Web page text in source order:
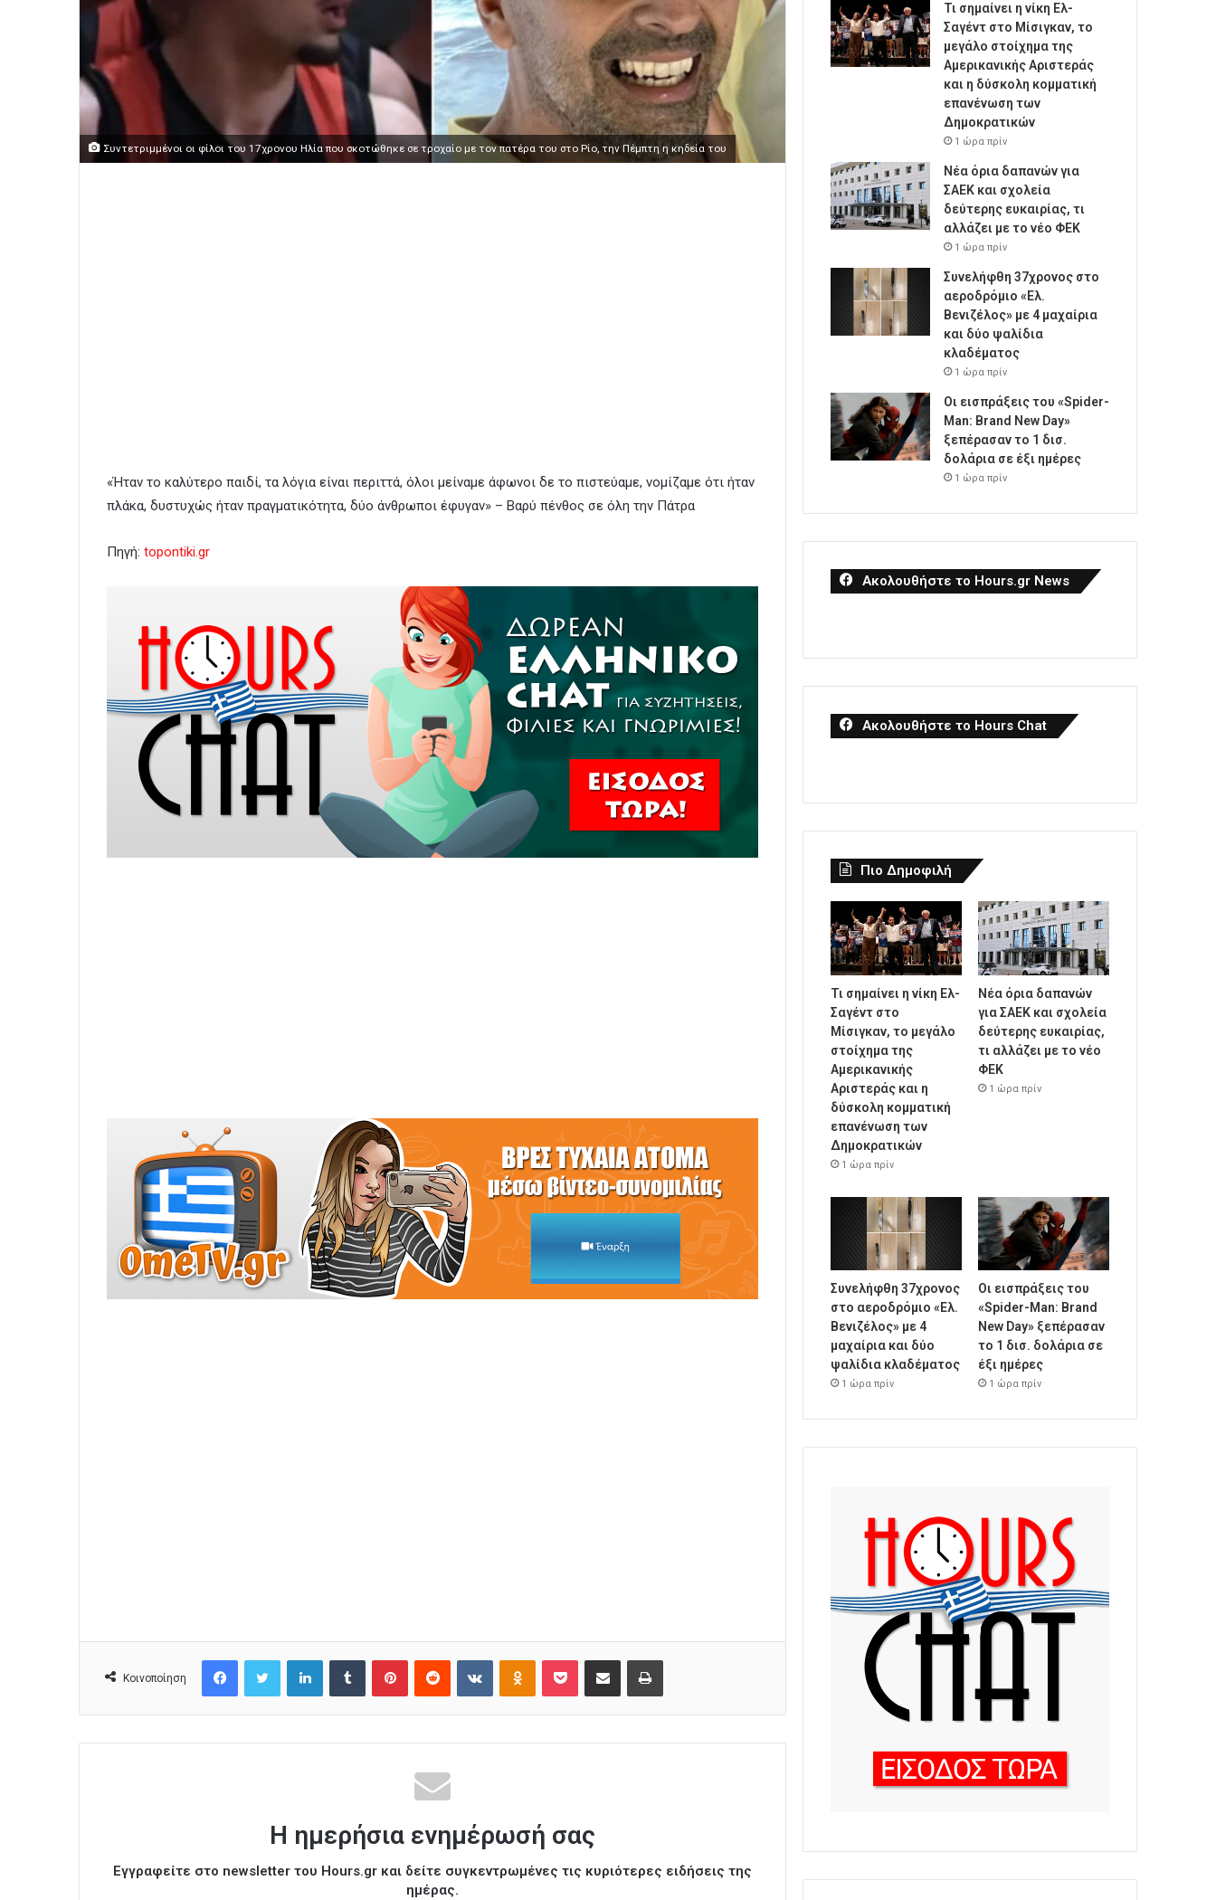
Συντετριμμένοι οι φίλοι του 17χρονου Ηλία που σκοτώθηκε σε τροχαίο με τον πατέρα του στο Ρίο, την Πέμπτη η κηδεία του
«Ήταν το καλύτερο παιδί, τα λόγια είναι περιττά, όλοι μείναμε άφωνοι δε το πιστεύαμε, νομίζαμε ότι ήταν
πλάκα, δυστυχώς ήταν πραγματικότητα, δύο άνθρωποι έφυγαν» – Βαρύ πένθος σε όλη την Πάτρα
Πηγή: topontiki.gr
Κοινοποίηση
Η ημερήσια ενημέρωσή σας
Εγγραφείτε στο newsletter του Hours.gr και δείτε συγκεντρωμένες τις κυριότερες ειδήσεις της
ημέρας.
Τι σημαίνει η νίκη Ελ-
Σαγέντ στο Μίσιγκαν, το
μεγάλο στοίχημα της
Aμερικανικής Αριστεράς
και η δύσκολη κομματική
επανένωση των
Δημοκρατικών
1 ώρα πρίν
Νέα όρια δαπανών για
ΣΑΕΚ και σχολεία
δεύτερης ευκαιρίας, τι
αλλάζει με το νέο ΦΕΚ
1 ώρα πρίν
Συνελήφθη 37χρονος στο
αεροδρόμιο «Ελ.
Βενιζέλος» με 4 μαχαίρια
και δύο ψαλίδια
κλαδέματος
1 ώρα πρίν
Οι εισπράξεις του «Spider-
Man: Brand New Day»
ξεπέρασαν το 1 δισ.
δολάρια σε έξι ημέρες
1 ώρα πρίν
Ακολουθήστε το Hours.gr News
Ακολουθήστε το Hours Chat
Πιο Δημοφιλή
Τι σημαίνει η νίκη Ελ-
Σαγέντ στο
Μίσιγκαν, το μεγάλο
στοίχημα της
Aμερικανικής
Αριστεράς και η
δύσκολη κομματική
επανένωση των
Δημοκρατικών
1 ώρα πρίν
Νέα όρια δαπανών
για ΣΑΕΚ και σχολεία
δεύτερης ευκαιρίας,
τι αλλάζει με το νέο
ΦΕΚ
1 ώρα πρίν
Συνελήφθη 37χρονος
στο αεροδρόμιο «Ελ.
Βενιζέλος» με 4
μαχαίρια και δύο
ψαλίδια κλαδέματος
1 ώρα πρίν
Οι εισπράξεις του
«Spider-Man: Brand
New Day» ξεπέρασαν
το 1 δισ. δολάρια σε
έξι ημέρες
1 ώρα πρίν